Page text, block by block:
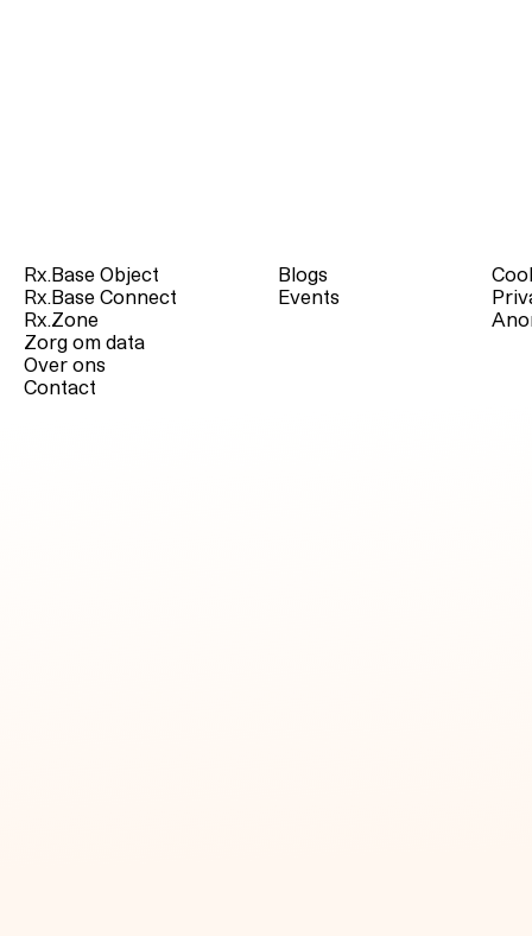
Blogs
Events
Rx.Base Object
Rx.Base Connect
Rx.Zone
Zorg om data
Over ons
Contact